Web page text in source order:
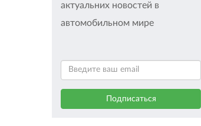
актуальних новостей в
автомобильном мире